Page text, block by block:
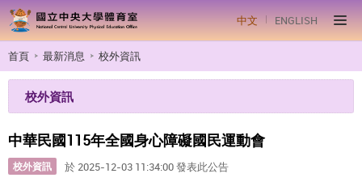
中文 ENGLISH
首頁 最新消息 校外資訊
校外資訊
中華民國115年全國身心障礙國民運動會
校外資訊 於 2025-12-03 11:34:00 發表此公告